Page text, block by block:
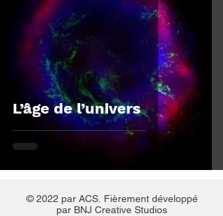
L’âge de l’univers
© 2022 par ACS. Fièrement développé
par BNJ Creative Studios